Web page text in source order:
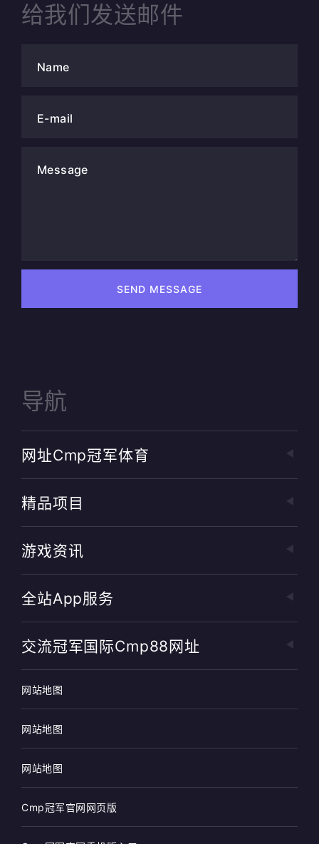
给我们发送邮件
Name
E-mail
Message
SEND MESSAGE
导航
网址cmp冠军体育
精品项目
游戏资讯
全站app服务
交流冠军国际cmp88网址
网站地图
网站地图
网站地图
Cmp冠军官网网页版